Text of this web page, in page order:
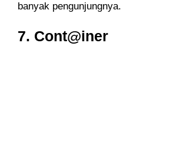
banyak pengunjungnya.
7. Cont@iner